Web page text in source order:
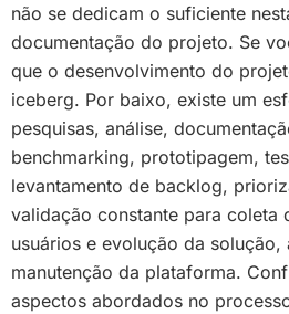
não se dedicam o suficiente
documentação do projeto. Se
que o desenvolvimento do
iceberg. Por baixo, existe um
pesquisas, análise,
benchmarking, prototipagem,
levantamento de backlog,
validação constante para coleta
usuários e evolução da solução,
manutenção da plataforma.
aspectos abordados no